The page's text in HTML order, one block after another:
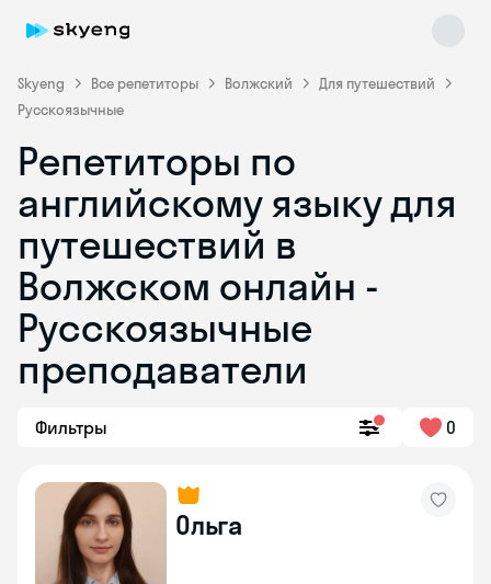
Skyeng Все репетиторы Волжский
Для путешествий
Русскоязычные
Репетиторы по
английскому языку для
путешествий в
Волжском онлайн -
Русскоязычные
преподаватели
Фильтры 0
Ольга
Skyeng Chat